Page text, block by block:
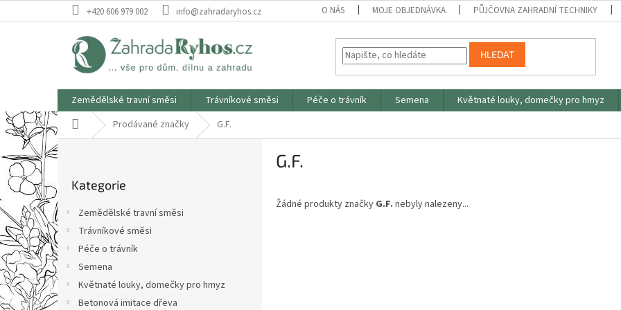
na
+420 606 979 002 info@zahradaryhos.cz O NÁS MOJE OBJEDNÁVKA PŮJČOVNA ZAHRADNÍ TECHNIKY
HLEDAT
Zemědělské travní směsi Trávníkové směsi Péče o trávník Semena Květnaté louky, domečky pro hmyz
Domů Prodávané značky G.F.
P
o
r
a
n
n
í
p
a
kategorie
Kategorie
Zemědělské travní směsi
Trávníkové směsi
Péče o trávník
Semena
Květnaté louky, domečky pro hmyz
Betonová imitace dřeva
G.F.
Žádné produkty značky G.F. nebyly nalezeny...